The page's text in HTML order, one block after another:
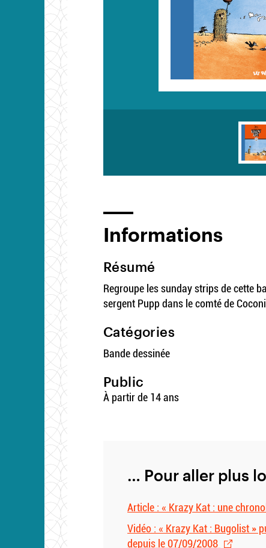
Informations
Résumé
Regroupe les sunday strips de cette
sergent Pupp dans le comté de
Catégories
Bande dessinée
Public
À partir de 14 ans
… Pour aller plus
Article : « Krazy Kat : une
Vidéo : « Krazy Kat : Bugolist »
depuis le 07/09/2008